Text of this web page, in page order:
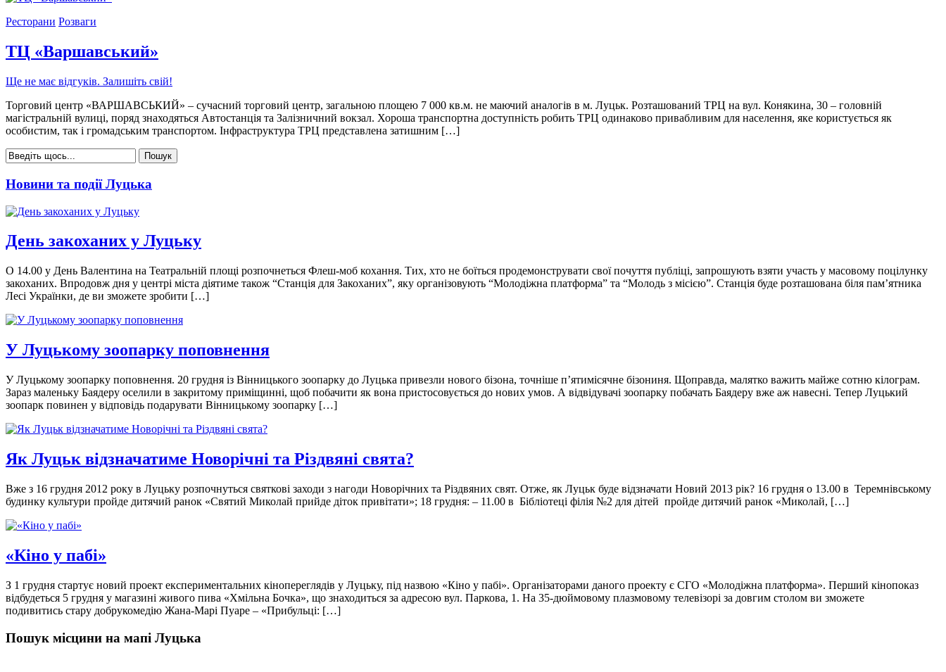
Ресторани Розваги
ТЦ «Варшавський»
Ще не має відгуків. Залишіть свій!
Торговий центр «ВАРШАВСЬКИЙ» – сучасний торговий центр, загальною площею 7 000 кв.м. не маючий аналогів в м. Луцьк. Розташований ТРЦ на вул. Конякина, 30 – головній
магістральній вулиці, поряд знаходяться Автостанція та Залізничний вокзал. Хороша транспортна доступність робить ТРЦ одинаково привабливим для населення, яке користується як
особистим, так і громадським транспортом. Інфраструктура ТРЦ представлена затишним […]
Новини та події Луцька
День закоханих у Луцьку
О 14.00 у День Валентина на Театральній площі розпочнеться Флеш-моб кохання. Тих, хто не боїться продемонструвати свої почуття публіці, запрошують взяти участь у масовому поцілунку
закоханих. Впродовж дня у центрі міста діятиме також “Станція для Закоханих”, яку організовують “Молодіжна платформа” та “Молодь з місією”. Станція буде розташована біля пам’ятника
Лесі Українки, де ви зможете зробити […]
У Луцькому зоопарку поповнення
У Луцькому зоопарку поповнення. 20 грудня із Вінницького зоопарку до Луцька привезли нового бізона, точніше п’ятимісячне бізониня. Щоправда, малятко важить майже сотню кілограм.
Зараз маленьку Баядеру оселили в закритому приміщинні, щоб побачити як вона пристосовується до нових умов. А відвідувачі зоопарку побачать Баядеру вже аж навесні. Тепер Луцький
зоопарк повинен у відповідь подарувати Вінницькому зоопарку […]
Як Луцьк відзначатиме Новорічні та Різдвяні свята?
Вже з 16 грудня 2012 року в Луцьку розпочнуться святкові заходи з нагоди Новорічних та Різдвяних свят. Отже, як Луцьк буде відзначати Новий 2013 рік? 16 грудня о 13.00 в Теремнівському
будинку культури пройде дитячий ранок «Святий Миколай прийде діток привітати»; 18 грудня: – 11.00 в Бібліотеці філія №2 для дітей пройде дитячий ранок «Миколай, […]
«Кіно у пабі»
З 1 грудня стартує новий проект експериментальних кінопереглядів у Луцьку, під назвою «Кіно у пабі». Організаторами даного проекту є СГО «Молодіжна платформа». Перший кінопоказ
відбудеться 5 грудня у магазині живого пива «Хмільна Бочка», що знаходиться за адресою вул. Паркова, 1. На 35-дюймовому плазмовому телевізорі за довгим столом ви зможете
подивитись стару добрукомедію Жана-Марі Пуаре – «Прибульці: […]
Пошук місцини на мапі Луцька